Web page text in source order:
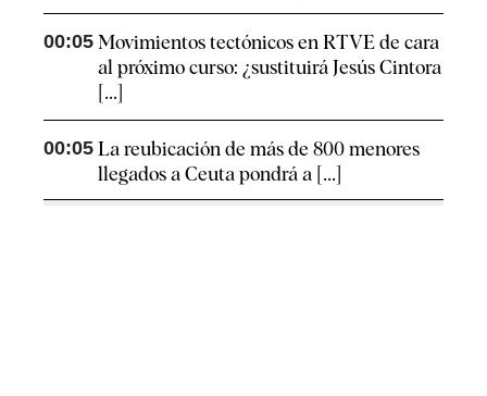
00:05 Movimientos tectónicos en RTVE de cara
al próximo curso: ¿sustituirá Jesús Cintora
[...]
00:05 La reubicación de más de 800 menores
llegados a Ceuta pondrá a [...]